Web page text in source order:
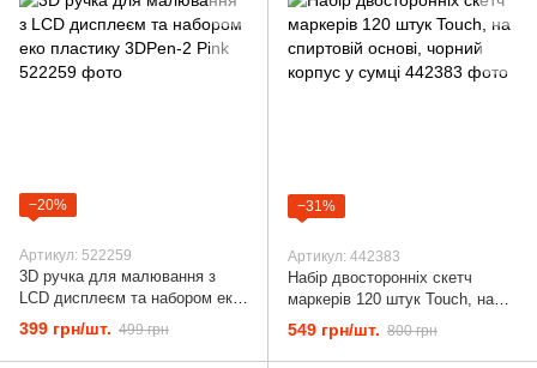
−20%
Артикул: 522259
3D ручка для малювання з
LCD дисплеєм та набором еко
пластику 3DPen-2 Pink
399 грн/шт. 499 грн
−31%
Артикул: 442383
Набір двосторонніх скетч
маркерів 120 штук Touch, на
спиртовій основі, чорний
корпус у сумці
549 грн/шт. 800 грн